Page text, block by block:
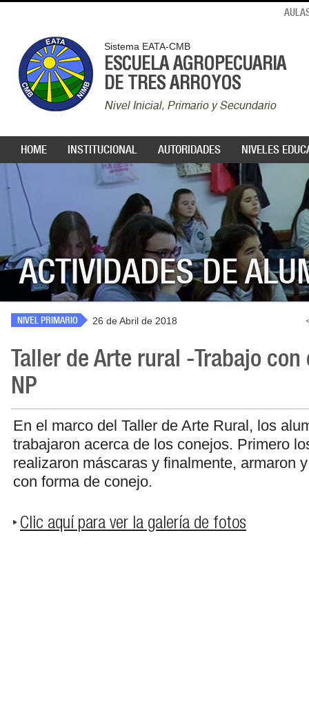
Sistema EATA-CMB
ESCUELA AGROPECUARIA
DE TRES ARROYOS
Nivel Inicial, Primario y Secundario
HOME INSTITUCIONAL AUTORIDADES NIVELES
ACTIVIDADES DE
NIVEL PRIMARIO 26 de Abril de 2018
Taller de Arte rural -Trabajo con
NP
En el marco del Taller de Arte Rural, los
trabajaron acerca de los conejos. Primero
realizaron máscaras y finalmente, armaron
con forma de conejo.
Clic aquí para ver la galería de fotos